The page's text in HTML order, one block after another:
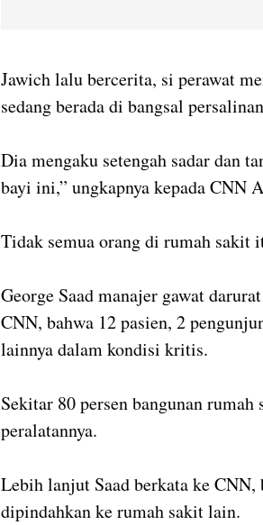
Jawich lalu bercerita, si perawat
sedang berada di bangsal
Dia mengaku setengah sadar dan
bayi ini,” ungkapnya kepada CNN
Tidak semua orang di rumah sakit
George Saad manajer gawat
CNN, bahwa 12 pasien, 2
lainnya dalam kondisi kritis.
Sekitar 80 persen bangunan
peralatannya.
Lebih lanjut Saad berkata ke
dipindahkan ke rumah sakit lain.